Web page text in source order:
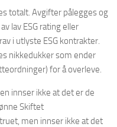
totalt. Avgifter pålegges og
lav ESG rating eller
i utlyste ESG kontrakter.
nikkedukker som ender
for å overleve.
innser ikke at det er de
Skiftet
men innser ikke at det